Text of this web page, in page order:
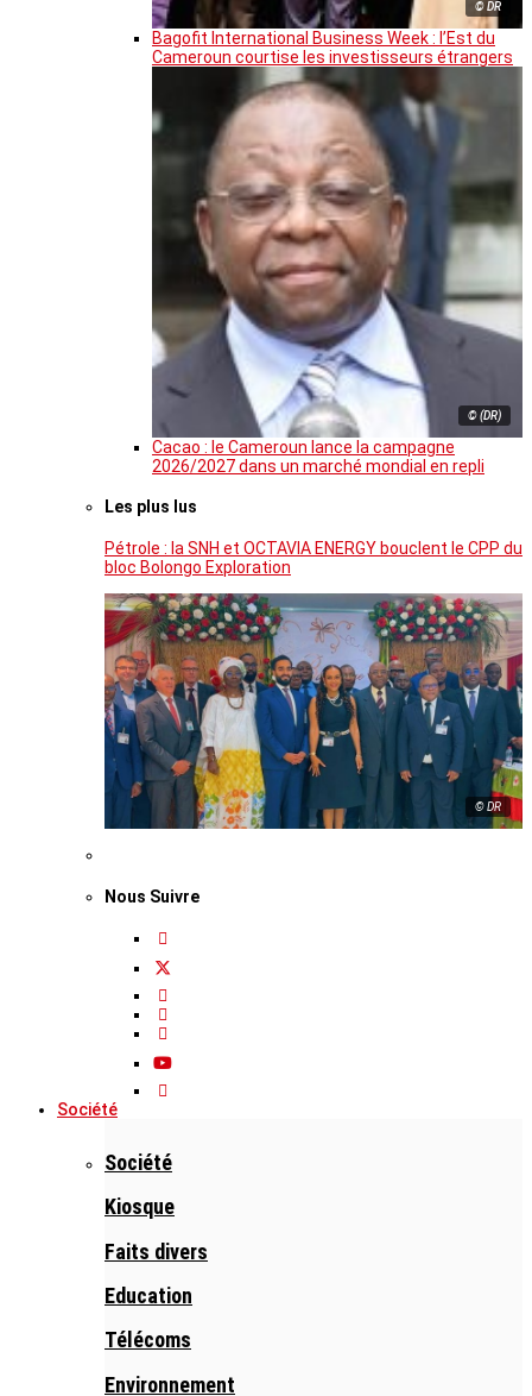
© DR
Bagofit International Business Week : l’Est du
Cameroun courtise les investisseurs étrangers
© (DR)
Cacao : le Cameroun lance la campagne
2026/2027 dans un marché mondial en repli
Les plus lus
Pétrole : la SNH et OCTAVIA ENERGY bouclent le CPP du
bloc Bolongo Exploration
© DR
Nous Suivre
Société
Société
Kiosque
Faits divers
Education
Télécoms
Environnement